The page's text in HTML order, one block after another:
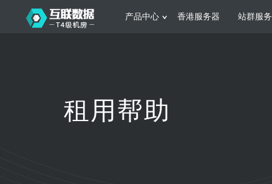
产品中心
日本服务器 新加坡服务器
香港服务器 站群服
根据不同规模的网站提供可定制化的架
构和 一站式协助租用帮助